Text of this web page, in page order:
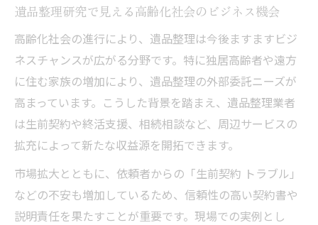
遺品整理研究で見える高齢化社会のビジネス機会
高齢化社会の進行により、遺品整理は今後ますますビジ
ネスチャンスが広がる分野です。特に独居高齢者や遠方
に住む家族の増加により、遺品整理の外部委託ニーズが
高まっています。こうした背景を踏まえ、遺品整理業者
は生前契約や終活支援、相続相談など、周辺サービスの
拡充によって新たな収益源を開拓できます。
市場拡大とともに、依頼者からの「生前契約 トラブル」
などの不安も増加しているため、信頼性の高い契約書や
説明責任を果たすことが重要です。現場での実例とし